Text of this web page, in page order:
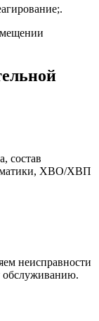
состав
ХВО/ХВП
неисправности
обслуживанию.